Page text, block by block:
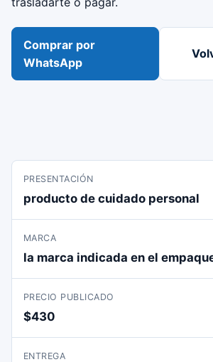
Comprar por
WhatsApp
PRESENTACIÓN
producto de cuidado personal
MARCA
la marca indicada en el
PRECIO PUBLICADO
$430
ENTREGA